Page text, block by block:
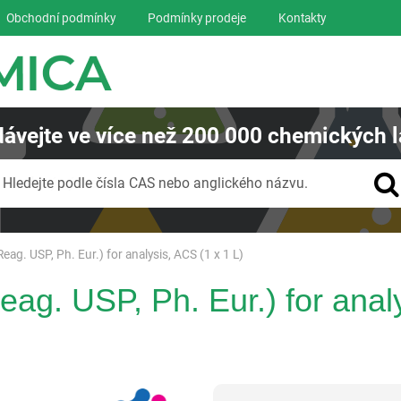
USP, Ph. Eur.) for analysis, ACS (1 x 1 L)
USP, Ph. Eur.) for
Obchodní podmínky Podmínky prodeje Kontakty
ve více než200 000 chemických
Hledejte podle čísla CAS nebo anglického názvu.